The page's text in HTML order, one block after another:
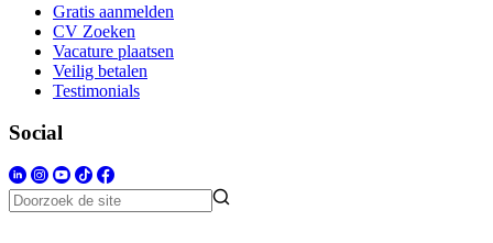
Gratis aanmelden
CV Zoeken
Vacature plaatsen
Veilig betalen
Testimonials
Social